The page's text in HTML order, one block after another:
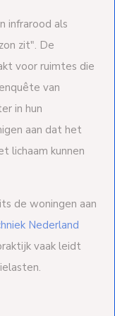
infrarood als
zit". De
voor ruimtes die
van
in hun
aan dat het
lichaam kunnen
de woningen aan
Nederland
vaak leidt